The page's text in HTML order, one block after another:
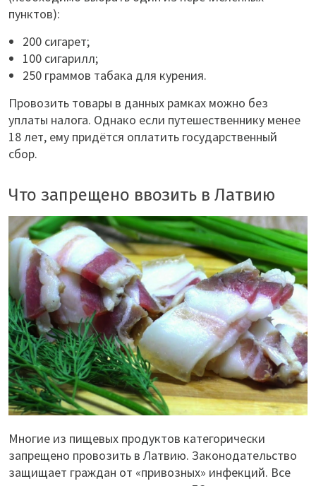
пунктов):
200 сигарет;
100 сигарилл;
250 граммов табака для курения.
Провозить товары в данных рамках можно без
уплаты налога. Однако если путешественнику менее
18 лет, ему придётся оплатить государственный
сбор.
Что запрещено ввозить в Латвию
Многие из пищевых продуктов категорически
запрещено провозить в Латвию. Законодательство
защищает граждан от «привозных» инфекций. Все